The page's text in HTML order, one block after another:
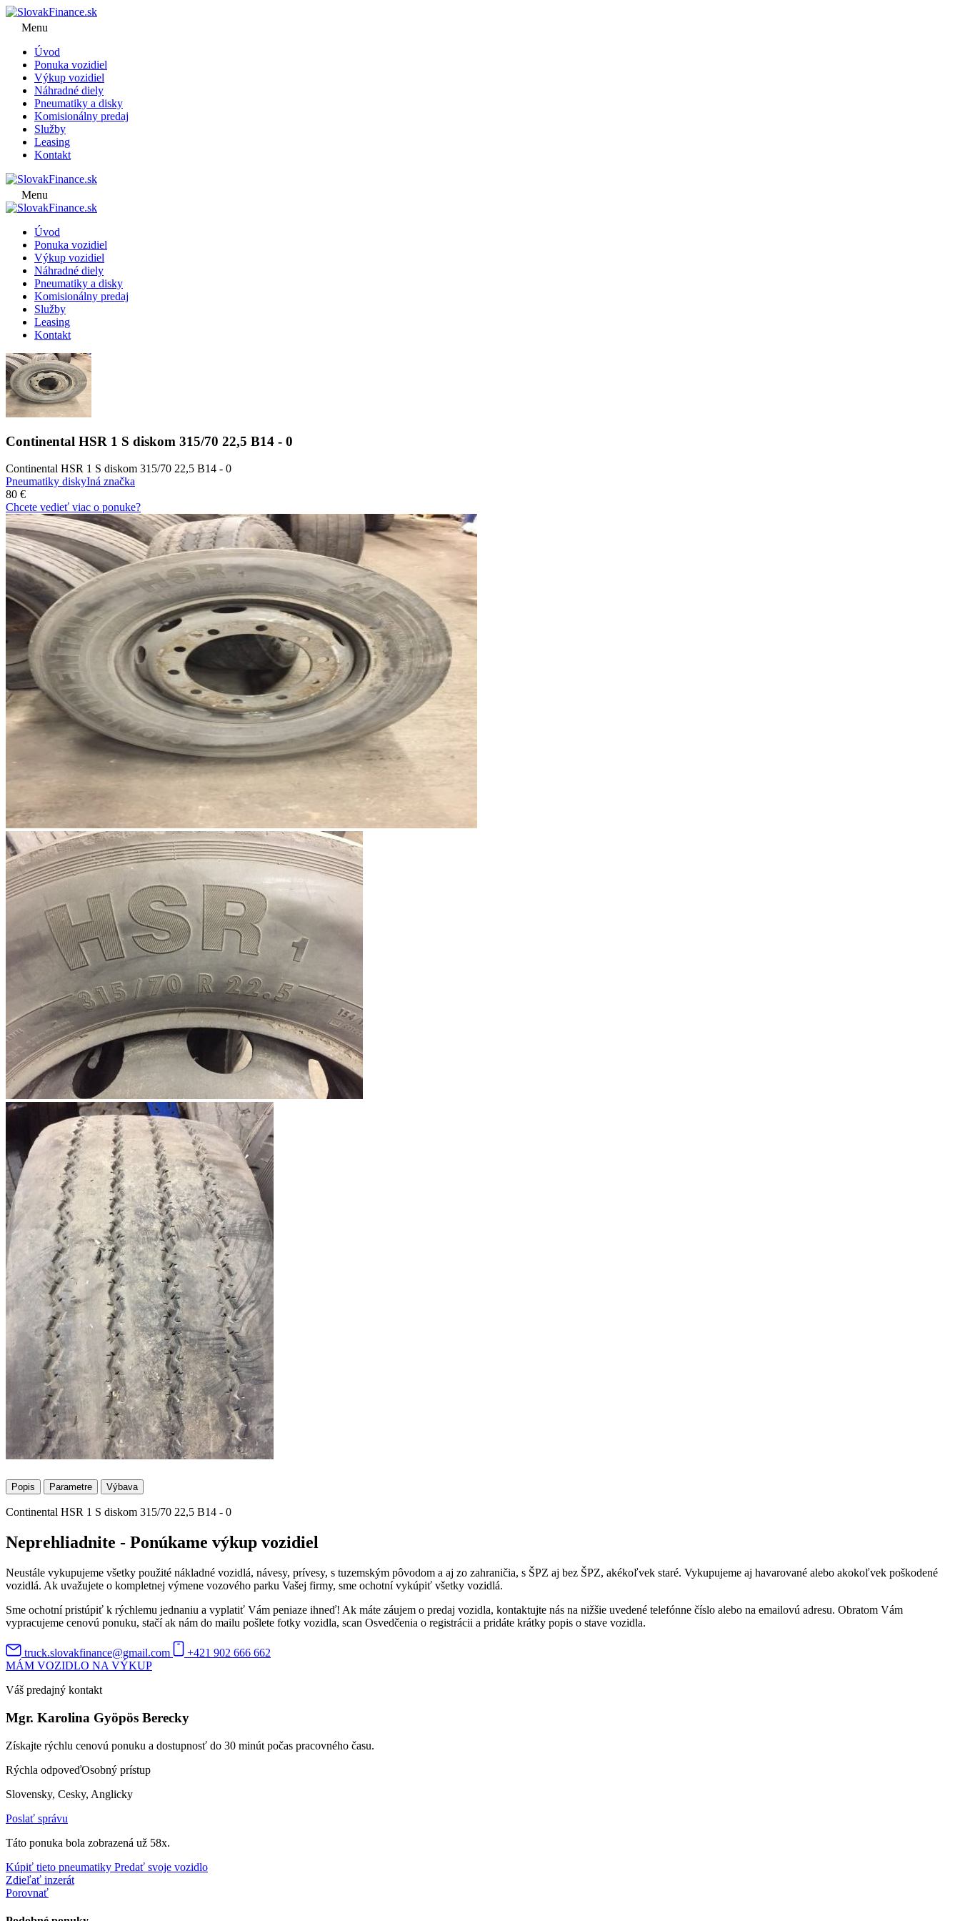
Menu
Úvod
Ponuka vozidiel
Výkup vozidiel
Náhradné diely
Pneumatiky a disky
Komisionálny predaj
Služby
Leasing
Kontakt
Menu
Úvod
Ponuka vozidiel
Výkup vozidiel
Náhradné diely
Pneumatiky a disky
Komisionálny predaj
Služby
Leasing
Kontakt
Continental HSR 1 S diskom 315/70 22,5 B14 - 0
Continental HSR 1 S diskom 315/70 22,5 B14 - 0
Pneumatiky diskyIná značka
80 €
Chcete vedieť viac o ponuke?
Popis Parametre Výbava
Continental HSR 1 S diskom 315/70 22,5 B14 - 0
Neprehliadnite - Ponúkame výkup vozidiel
Neustále vykupujeme všetky použité nákladné vozidlá, návesy, prívesy, s tuzemským pôvodom a aj zo zahraničia, s ŠPZ aj bez ŠPZ, akékoľvek staré. Vykupujeme aj havarované alebo akokoľvek poškodené
vozidlá. Ak uvažujete o kompletnej výmene vozového parku Vašej firmy, sme ochotní vykúpiť všetky vozidlá.
Sme ochotní pristúpiť k rýchlemu jednaniu a vyplatiť Vám peniaze ihneď! Ak máte záujem o predaj vozidla, kontaktujte nás na nižšie uvedené telefónne číslo alebo na emailovú adresu. Obratom Vám
vypracujeme cenovú ponuku, stačí ak nám do mailu pošlete fotky vozidla, scan Osvedčenia o registrácii a pridáte krátky popis o stave vozidla.
truck.slovakfinance@gmail.com
+421 902 666 662
MÁM VOZIDLO NA VÝKUP
Váš predajný kontakt
Mgr. Karolina Gyöpös Berecky
Získajte rýchlu cenovú ponuku a dostupnosť do 30 minút počas pracovného času.
Rýchla odpoveďOsobný prístup
Slovensky, Cesky, Anglicky
Poslať správu
Táto ponuka bola zobrazená už 58x.
Kúpiť tieto pneumatiky Predať svoje vozidlo
Zdieľať inzerát
Porovnať